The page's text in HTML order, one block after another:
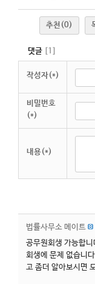
추천 (0)
댓글 [1 ]
작성자(*)
비밀번호
(*)
내용(*)
법률사무소 메이트
공무원회생 가능합
회생에 문제 없습니
고 좀더 알아보시면